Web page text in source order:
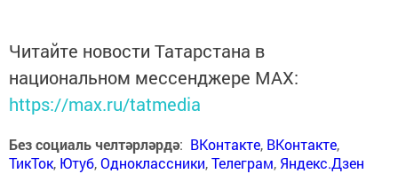
Читайте новости Татарстана в
национальном мессенджере MАХ:
https://max.ru/tatmedia
Без социаль челтәрләрдә: ВКонтакте, ВКонтакте,
ТикТок, Ютуб,Одноклассники,Телеграм, Яндекс.Дзен